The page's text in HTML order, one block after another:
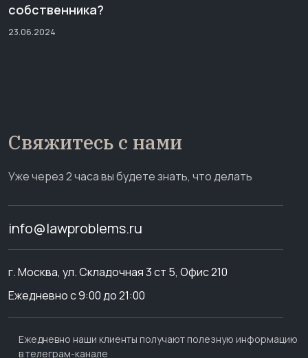
собственника?
23.06.2024
Свяжитесь с нами
Уже через 2 часа вы будете знать, что делать
info@lawproblems.ru
г. Москва, ул. Складочная 3 ст 5, Офис 210
Ежедневно с 9:00 до 21:00
Ежедневно наши клиенты получают полезную информацию
втелеграм-канале